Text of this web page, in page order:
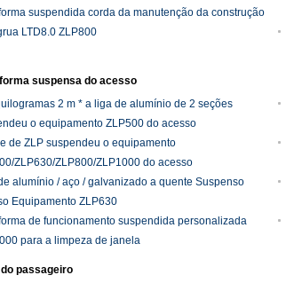
suspendida corda da manutenção da construção
LTD8.0 ZLP800
suspensa do acesso
2 m * a liga de alumínio de 2 seções
o equipamento ZLP500 do acesso
de ZLP suspendeu o equipamento
ZLP630/ZLP800/ZLP1000 do acesso
alumínio / aço / galvanizado a quente Suspenso
Equipamento ZLP630
de funcionamento suspendida personalizada
para a limpeza de janela
passageiro